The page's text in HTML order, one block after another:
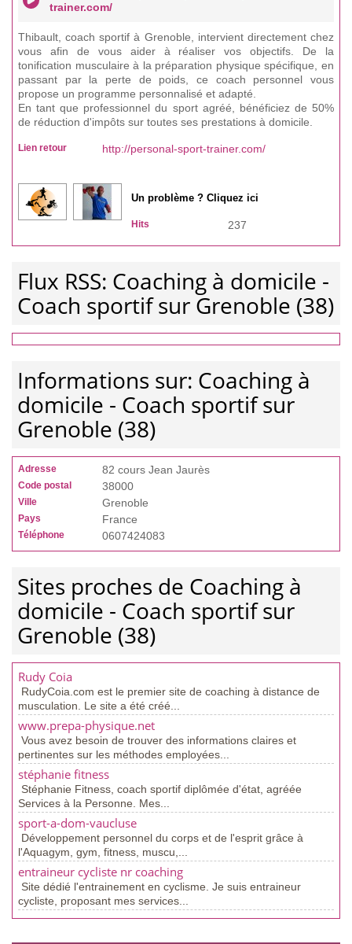
trainer.com/
Thibault, coach sportif à Grenoble, intervient directement chez
vous afin de vous aider à réaliser vos objectifs. De la
tonification musculaire à la préparation physique spécifique, en
passant par la perte de poids, ce coach personnel vous
propose un programme personnalisé et adapté.
En tant que professionnel du sport agréé, bénéficiez de 50%
de réduction d'impôts sur toutes ses prestations à domicile.
Lien retour http://personal-sport-trainer.com/
Un problème ? Cliquez ici
Hits 237
Flux RSS: Coaching à domicile -
Coach sportif sur Grenoble (38)
Informations sur: Coaching à
domicile - Coach sportif sur
Grenoble (38)
Adresse 82 cours Jean Jaurès
Code postal 38000
Ville Grenoble
Pays France
Téléphone 0607424083
Sites proches de Coaching à
domicile - Coach sportif sur
Grenoble (38)
Rudy Coia
RudyCoia.com est le premier site de coaching à distance de
musculation. Le site a été créé...
www.prepa-physique.net
Vous avez besoin de trouver des informations claires et
pertinentes sur les méthodes employées...
stéphanie fitness
Stéphanie Fitness, coach sportif diplômée d'état, agréée
Services à la Personne. Mes...
sport-a-dom-vaucluse
Développement personnel du corps et de l'esprit grâce à
l'Aquagym, gym, fitness, muscu,...
entraineur cycliste nr coaching
Site dédié l'entrainement en cyclisme. Je suis entraineur
cycliste, proposant mes services...